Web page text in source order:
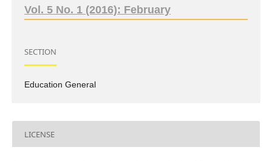
Vol. 5 No. 1 (2016): February
SECTION
Education General
LICENSE